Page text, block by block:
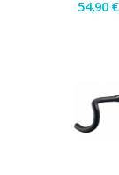
54,90 €